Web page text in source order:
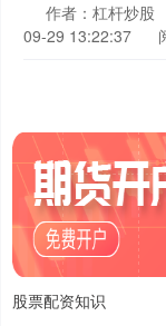
作者：杠杆炒股
09-29 13:22:37
股票配资知识